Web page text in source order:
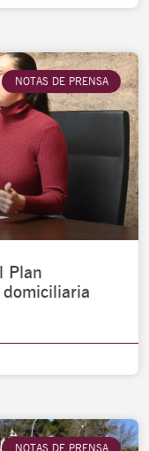
NOTAS DE PRENSA
Plan
NOTAS DE PRENSA